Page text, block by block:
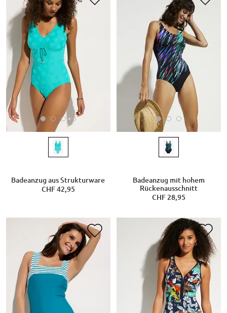
Badeanzug aus Strukturware
CHF 42,95
Badeanzug mit hohem
Rückenausschnitt
CHF 28,95